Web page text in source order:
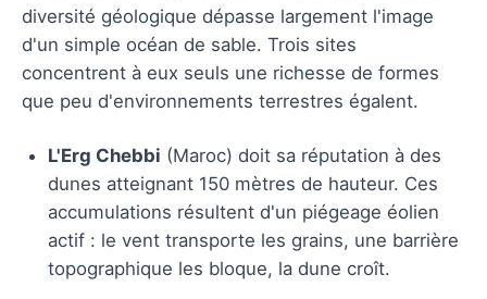
diversité géologique dépasse largement l'image
d'un simple océan de sable. Trois sites
concentrent à eux seuls une richesse de formes
que peu d'environnements terrestres égalent.
L'Erg Chebbi (Maroc) doit sa réputation à des
dunes atteignant 150 mètres de hauteur. Ces
accumulations résultent d'un piégeage éolien
actif : le vent transporte les grains, une barrière
topographique les bloque, la dune croît.